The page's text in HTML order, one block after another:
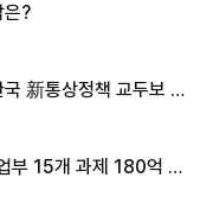
은?
新통상정책 교두보 활
부 15개 과제 180억 지